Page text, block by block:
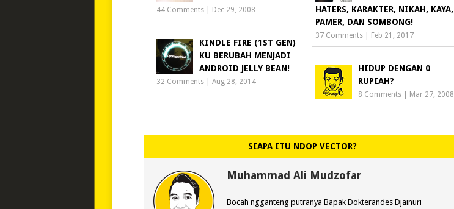
44 Comments Dec 29, 2008
HATERS, KARAKTER, NIKAH, KAYA,
PAMER, DAN SOMBONG!
37 Comments| Feb 21, 2017
KINDLE FIRE (1ST GEN)
KU BERUBAH MENJADI
ANDROID JELLY BEAN!
32 Comments |Aug 28, 2014
HIDUP DENGAN 0
RUPIAH?
8 Comments| Mar 27, 2008
SIAPA ITU NDOP VECTOR?
Muhammad Ali Mudzofar
Bocah ngganteng putranya Bapak Dokterandes Djainuri